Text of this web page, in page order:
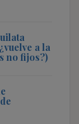
a la
no fijos?)